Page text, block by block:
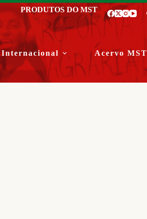
PRODUTOS DO MST
Internacional Acervo MST